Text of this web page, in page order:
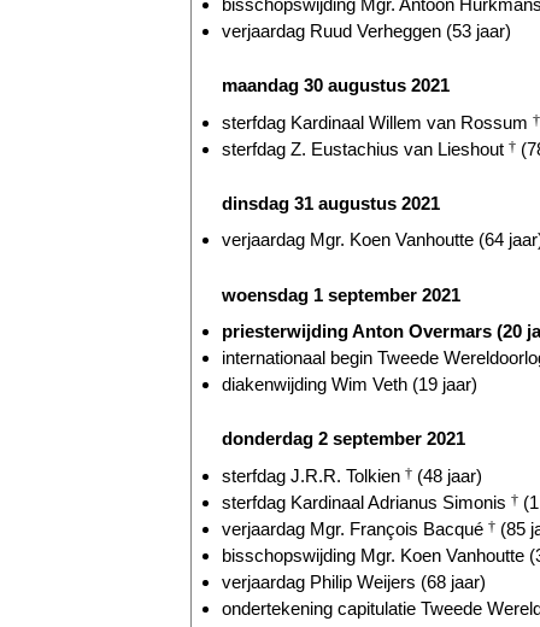
bisschopswijding Mgr. Antoon
verjaardag Ruud Verheggen (53 jaar)
maandag 30 augustus 2021
sterfdag Kardinaal Willem van Rossum †
sterfdag Z. Eustachius van Lieshout †
dinsdag 31 augustus 2021
verjaardag Mgr. Koen Vanhoutte (64
woensdag 1 september 2021
priesterwijding Anton Overmars (20
internationaal begin Tweede
diakenwijding Wim Veth (19 jaar)
donderdag 2 september 2021
sterfdag J.R.R. Tolkien † (48 jaar)
sterfdag Kardinaal Adrianus Simonis †
verjaardag Mgr. François Bacqué † (85
bisschopswijding Mgr. Koen Vanhoutte
verjaardag Philip Weijers (68 jaar)
ondertekening capitulatie Tweede